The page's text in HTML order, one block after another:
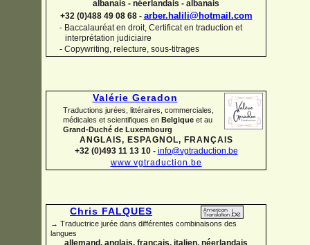
albanais - néerlandais - albanais
+32 (0)488 49 08 68 - arber.halili@hotmail.com
- Baccalauréat en droit, Certificat en traduction et
interprétation judiciaire
- Copywriting, relecture, sous-titrages
Valérie Geradon
Traductions jurées, littéraires, commerciales,
médicales et scientifiques en Belgique et au
Grand-Duché de Luxembourg
ANGLAIS, ESPAGNOL, FRANÇAIS
+32 (0)493 11 13 10 - info@vgtraduction.be
www.vgtraduction.be
Chris FALQUES
→ Traductrice jurée dans différentes combinaisons des
langues
allemand, anglais, français, italien, néerlandais